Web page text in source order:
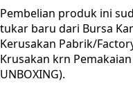
Pembelian produk ini
tukar baru dari Bursa
Kerusakan Pabrik/
Krusakan krn Pemakaian
UNBOXING).